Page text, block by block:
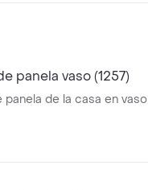
panela vaso (1257)
panela de la casa en vaso